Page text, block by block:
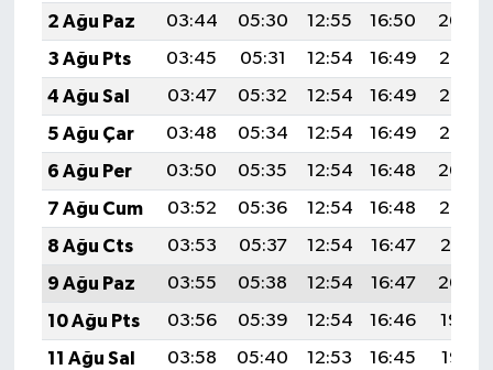
2 Ağu Paz
03:44 05:30 12:55 16:50
20:09
3 Ağu Pts
03:45 05:31 12:54 16:49
20:07
4 Ağu Sal
03:47 05:32 12:54 16:49
20:06
5 Ağu Çar
03:48 05:34 12:54 16:49
20:05
6 Ağu Per
03:50 05:35 12:54 16:48
20:04
7 Ağu Cum
03:52 05:36 12:54 16:48
20:03
8 Ağu Cts
03:53 05:37 12:54 16:47
20:01
9 Ağu Paz
03:55 05:38 12:54 16:47
20:00
10 Ağu Pts
03:56 05:39 12:54 16:46
19:59
11 Ağu Sal
03:58 05:40 12:53 16:45
19:57